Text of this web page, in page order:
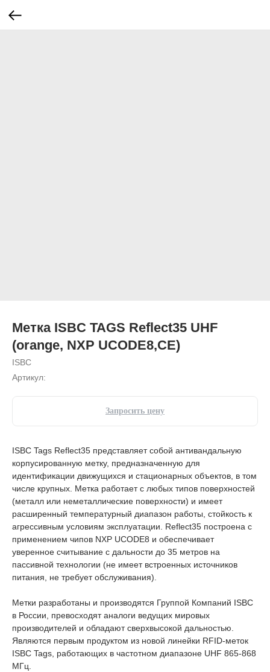
Метка ISBC TAGS Reflect35 UHF
(orange, NXP UCODE8,CE)
ISBC
Артикул:
Запросить цену
ISBC Tags Reflect35 представляет собой антивандальную
корпусированную метку, предназначенную для
идентификации движущихся и стационарных объектов, в том
числе крупных. Метка работает с любых типов поверхностей
(металл или неметаллические поверхности) и имеет
расширенный температурный диапазон работы, стойкость к
агрессивным условиям эксплуатации. Reflect35 построена с
применением чипов NXP UCODE8 и обеспечивает
уверенное считывание c дальности до 35 метров на
пассивной технологии (не имеет встроенных источников
питания, не требует обслуживания).
Метки разработаны и производятся Группой Компаний ISBC
в России, превосходят аналоги ведущих мировых
производителей и обладают сверхвысокой дальностью.
Являются первым продуктом из новой линейки RFID-меток
ISBC Tags, работающих в частотном диапазоне UHF 865-868
МГц.